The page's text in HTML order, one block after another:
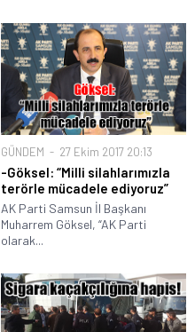
GÜNDEM 27 Ekim 2017 20:13
-Göksel: “Milli silahlarımızla
terörle mücadele ediyoruz”
AK Parti Samsun İl Başkanı
Muharrem Göksel, “AK Parti
olarak...